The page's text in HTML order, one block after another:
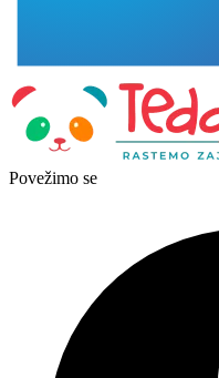
Povežimo se